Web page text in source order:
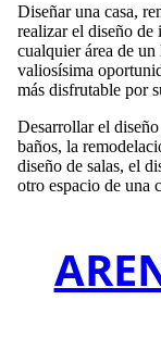
Diseñar una casa,
realizar el diseño de
cualquier área de
valiosísima
más disfrutable por
Desarrollar el
baños, la
diseño de salas, el
otro espacio de una